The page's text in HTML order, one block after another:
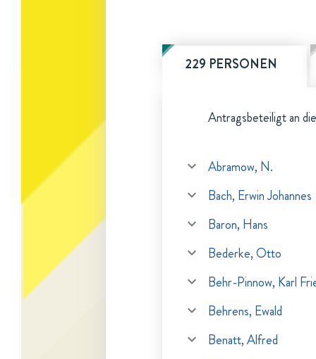
229 PERSONEN
Antragsbeteiligt an
Abramow, N.
Bach, Erwin Johannes
Baron, Hans
Bederke, Otto
Behr-Pinnow, Karl
Behrens, Ewald
Benatt, Alfred